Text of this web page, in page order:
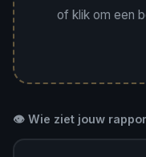
of klik om een
👁️ Wie ziet jouw